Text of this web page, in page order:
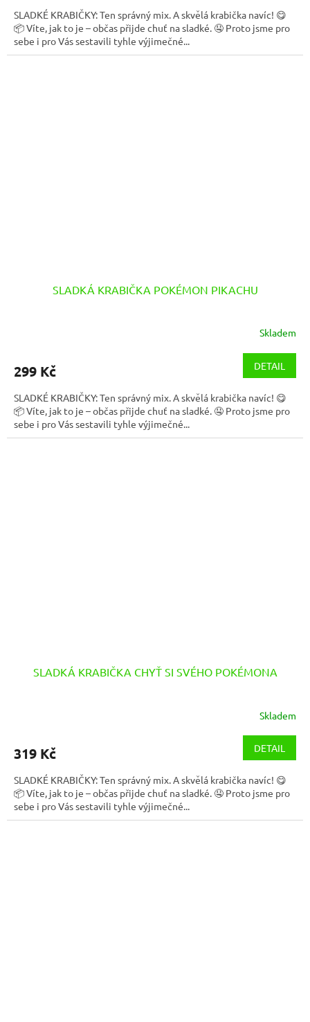
SLADKÉ KRABIČKY: Ten správný mix. A skvělá krabička navíc! 😋
📦 Víte, jak to je – občas přijde chuť na sladké. 🤤 Proto jsme pro
sebe i pro Vás sestavili tyhle výjimečné...
SLADKÁ KRABIČKA POKÉMON PIKACHU
Skladem
299 Kč DETAIL
SLADKÉ KRABIČKY: Ten správný mix. A skvělá krabička navíc! 😋
📦 Víte, jak to je – občas přijde chuť na sladké. 🤤 Proto jsme pro
sebe i pro Vás sestavili tyhle výjimečné...
SLADKÁ KRABIČKA CHYŤ SI SVÉHO POKÉMONA
Skladem
319 Kč DETAIL
SLADKÉ KRABIČKY: Ten správný mix. A skvělá krabička navíc! 😋
📦 Víte, jak to je – občas přijde chuť na sladké. 🤤 Proto jsme pro
sebe i pro Vás sestavili tyhle výjimečné...